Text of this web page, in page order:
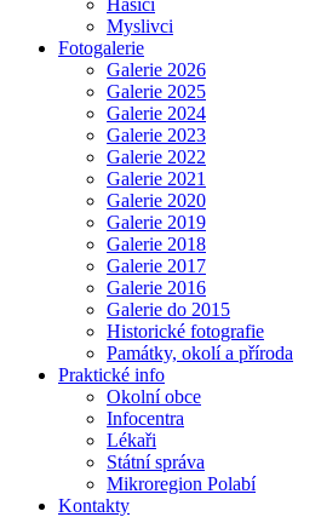
Hasiči
Myslivci
Fotogalerie
Galerie 2026
Galerie 2025
Galerie 2024
Galerie 2023
Galerie 2022
Galerie 2021
Galerie 2020
Galerie 2019
Galerie 2018
Galerie 2017
Galerie 2016
Galerie do 2015
Historické fotografie
Památky, okolí a příroda
Praktické info
Okolní obce
Infocentra
Lékaři
Státní správa
Mikroregion Polabí
Kontakty